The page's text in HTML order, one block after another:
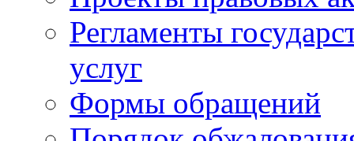
Регламенты
услуг
Формы обращений